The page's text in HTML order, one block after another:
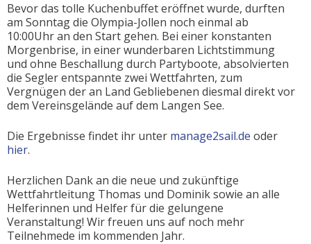
Bevor das tolle Kuchenbuffet eröffnet wurde, durften
am Sonntag die Olympia-Jollen noch einmal ab
10:00Uhr an den Start gehen. Bei einer konstanten
Morgenbrise, in einer wunderbaren Lichtstimmung
und ohne Beschallung durch Partyboote, absolvierten
die Segler entspannte zwei Wettfahrten, zum
Vergnügen der an Land Gebliebenen diesmal direkt vor
dem Vereinsgelände auf dem Langen See.
Die Ergebnisse findet ihr unter manage2sail.de oder
hier.
Herzlichen Dank an die neue und zukünftige
Wettfahrtleitung Thomas und Dominik sowie an alle
Helferinnen und Helfer für die gelungene
Veranstaltung! Wir freuen uns auf noch mehr
Teilnehmede im kommenden Jahr.